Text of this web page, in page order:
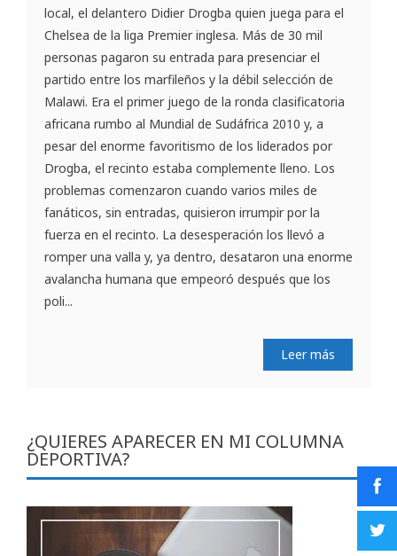
local, el delantero Didier Drogba quien juega para el
Chelsea de la liga Premier inglesa. Más de 30 mil
personas pagaron su entrada para presenciar el
partido entre los marfileños y la débil selección de
Malawi. Era el primer juego de la ronda clasificatoria
africana rumbo al Mundial de Sudáfrica 2010 y, a
pesar del enorme favoritismo de los liderados por
Drogba, el recinto estaba complemente lleno. Los
problemas comenzaron cuando varios miles de
fanáticos, sin entradas, quisieron irrumpir por la
fuerza en el recinto. La desesperación los llevó a
romper una valla y, ya dentro, desataron una enorme
avalancha humana que empeoró después que los
poli...
Leer más
¿QUIERES APARECER EN MI COLUMNA
DEPORTIVA?